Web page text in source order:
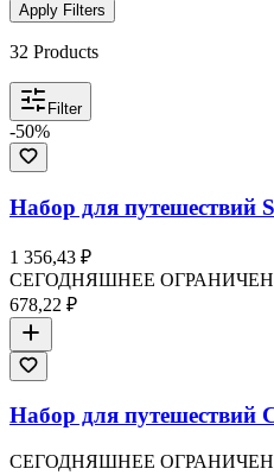
Apply Filters
32 Products
Filter
-50%
Набор для путешествий
1 356,43 ₽
СЕГОДНЯШНЕЕ
678,22 ₽
Набор для путешествий
СЕГОДНЯШНЕЕ